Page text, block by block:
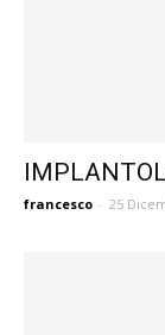
francesco - 25